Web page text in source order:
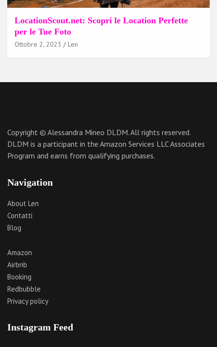
LocationScout.net: Scopri le Location Perfette
per le Tue Foto
Ottobre 2, 2023 Len
Copyright © Alessandra Mineo DLDM. All rights reserved.
DLDM is a participant in the Amazon Services LLC Associates
Program and earns from qualifying purchases.
Navigation
About Len
Contatti
Blog
Amazon
Airbnb
Booking
Redbubble
Privacy policy
Instagram Feed